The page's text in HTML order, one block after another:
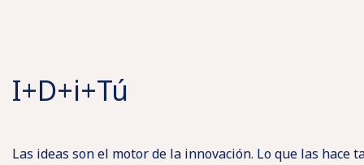
I+D+i+Tú
Las ideas son el motor de la innovación. Lo que las hace